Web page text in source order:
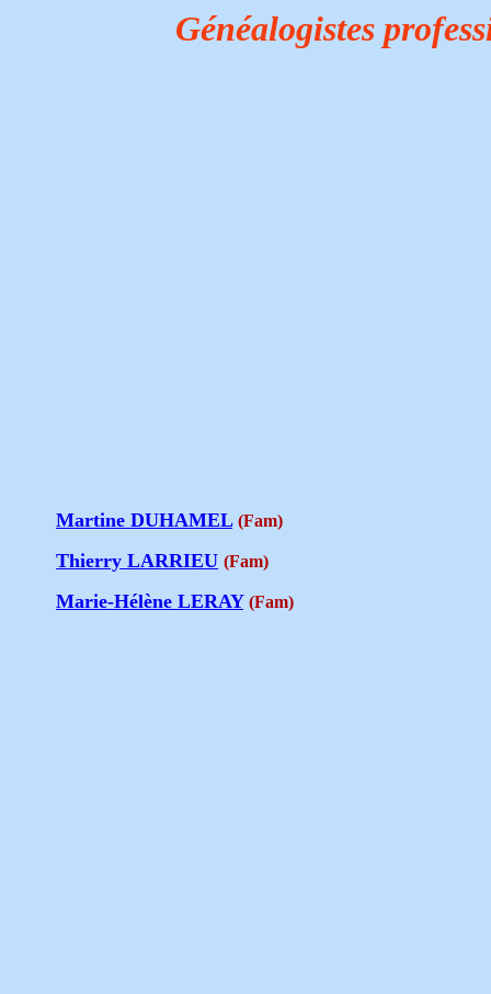
Généalogistes
Martine DUHAMEL (Fam)
Thierry LARRIEU (Fam)
Marie-Hélène LERAY (Fam)